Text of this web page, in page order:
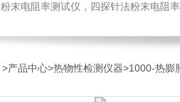
粉末电阻率测试仪，四探针法粉末电阻率仪，压实密度仪，炭块电阻
>产品中心>热物性检测仪器>1000-热膨